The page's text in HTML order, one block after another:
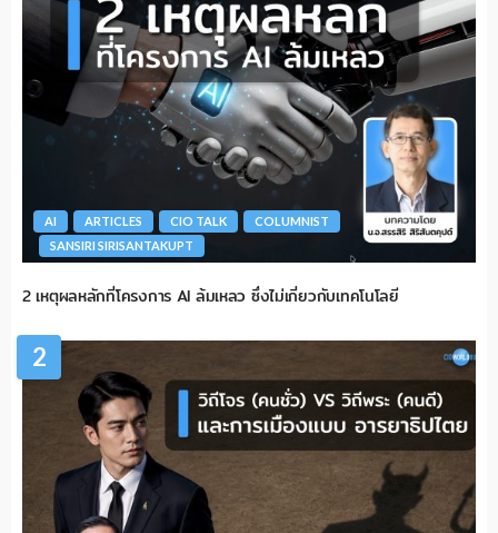
AI ARTICLES CIO TALK
COLUMNIST
SANSIRI SIRISANTAKUPT
2 เหตุผลหลักที่โครงการ AI ล้มเหลว ซึ่งไม่เกี่ยวกับเทคโนโลยี
2